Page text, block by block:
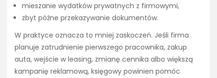
mieszanie wydatków prywatnych z firmowymi,
zbyt późne przekazywanie dokumentów.
W praktyce oznacza to mniej zaskoczeń. Jeśli firma
planuje zatrudnienie pierwszego pracownika, zakup
auta, wejście w leasing, zmianę cennika albo większą
kampanię reklamową, księgowy powinien pomóc